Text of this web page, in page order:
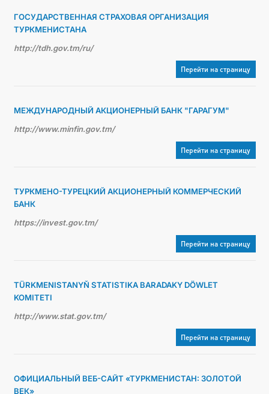
ГОСУДАРСТВЕННАЯ СТРАХОВАЯ ОРГАНИЗАЦИЯ
ТУРКМЕНИСТАНА
http://tdh.gov.tm/ru/
Перейти на страницу
МЕЖДУНАРОДНЫЙ АКЦИОНЕРНЫЙ БАНК "ГАРАГУМ"
http://www.minfin.gov.tm/
Перейти на страницу
ТУРКМЕНО-ТУРЕЦКИЙ АКЦИОНЕРНЫЙ КОММЕРЧЕСКИЙ
БАНК
https://invest.gov.tm/
Перейти на страницу
TÜRKMENISTANYŇ STATISTIKA BARADAKY DÖWLET
KOMITETI
http://www.stat.gov.tm/
Перейти на страницу
ОФИЦИАЛЬНЫЙ ВЕБ-САЙТ «ТУРКМЕНИСТАН: ЗОЛОТОЙ
ВЕК»